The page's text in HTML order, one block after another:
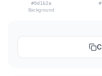
#0d1b2a
Background